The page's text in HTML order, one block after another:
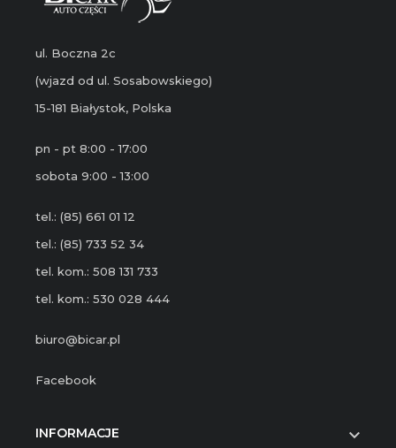
ul. Boczna 2c
(wjazd od ul. Sosabowskiego)
15-181 Białystok, Polska
pn - pt 8:00 - 17:00
sobota 9:00 - 13:00
tel.: (85) 661 01 12
tel.: (85) 733 52 34
tel. kom.: 508 131 733
tel. kom.: 530 028 444
biuro@bicar.pl
Facebook
INFORMACJE 